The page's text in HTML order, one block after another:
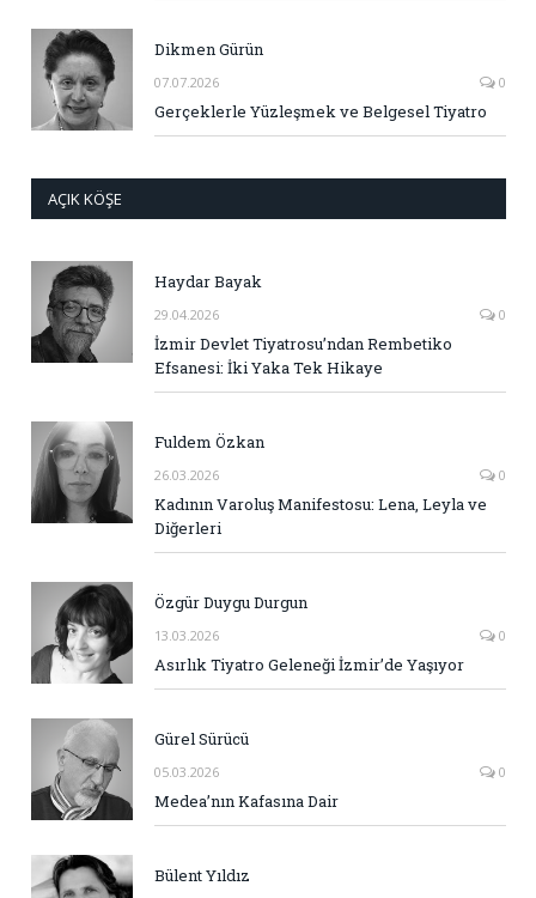
Dikmen Gürün
07.07.2026 0
Gerçeklerle Yüzleşmek ve Belgesel Tiyatro
AÇIK KÖŞE
Haydar Bayak
29.04.2026 0
İzmir Devlet Tiyatrosu’ndan Rembetiko
Efsanesi: İki Yaka Tek Hikaye
Fuldem Özkan
26.03.2026 0
Kadının Varoluş Manifestosu: Lena, Leyla ve
Diğerleri
Özgür Duygu Durgun
13.03.2026 0
Asırlık Tiyatro Geleneği İzmir’de Yaşıyor
Gürel Sürücü
05.03.2026 0
Medea’nın Kafasına Dair
Bülent Yıldız